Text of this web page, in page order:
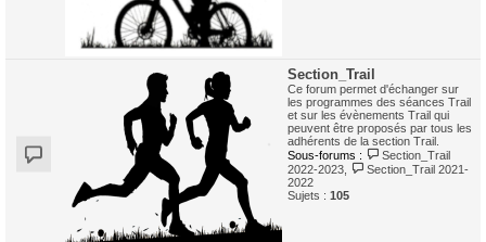
Section_Trail
Ce forum permet d'échanger sur
les programmes des séances Trail
et sur les évènements Trail qui
peuvent être proposés par tous les
adhérents de la section Trail.
Sous-forums :
Section_Trail
2022-2023
Section_Trail 2021-
2022
Sujets : 105